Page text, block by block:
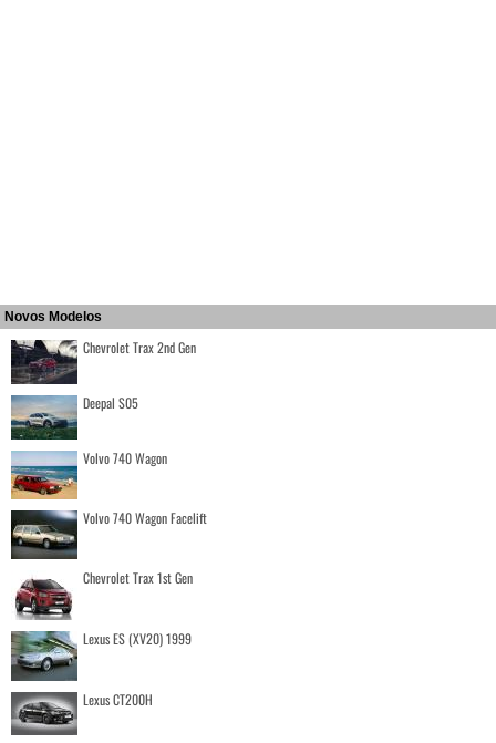
Novos Modelos
Chevrolet Trax 2nd Gen
Deepal S05
Volvo 740 Wagon
Volvo 740 Wagon Facelift
Chevrolet Trax 1st Gen
Lexus ES (XV20) 1999
Lexus CT200H